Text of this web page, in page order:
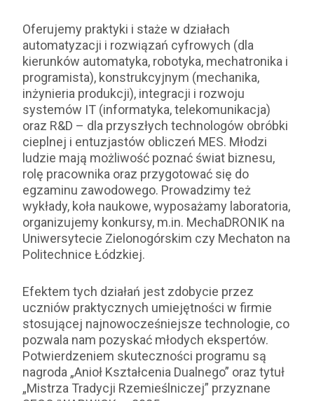
Oferujemy praktyki i staże w działach
automatyzacji i rozwiązań cyfrowych (dla
kierunków automatyka, robotyka, mechatronika i
programista), konstrukcyjnym (mechanika,
inżynieria produkcji), integracji i rozwoju
systemów IT (informatyka, telekomunikacja)
oraz R&D – dla przyszłych technologów obróbki
cieplnej i entuzjastów obliczeń MES. Młodzi
ludzie mają możliwość poznać świat biznesu,
rolę pracownika oraz przygotować się do
egzaminu zawodowego. Prowadzimy też
wykłady, koła naukowe, wyposażamy laboratoria,
organizujemy konkursy, m.in. MechaDRONIK na
Uniwersytecie Zielonogórskim czy Mechaton na
Politechnice Łódzkiej.
Efektem tych działań jest zdobycie przez
uczniów praktycznych umiejętności w firmie
stosującej najnowocześniejsze technologie, co
pozwala nam pozyskać młodych ekspertów.
Potwierdzeniem skuteczności programu są
nagroda „Anioł Kształcenia Dualnego” oraz tytuł
„Mistrza Tradycji Rzemieślniczej” przyznane